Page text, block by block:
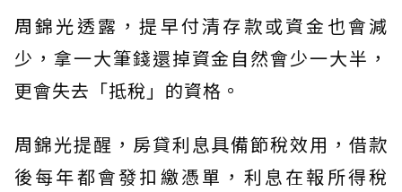
周錦光透露，提早付清存款或資金也會減
少，拿一大筆錢還掉資金自然會少一大半，
更會失去「抵稅」的資格。
周錦光提醒，房貸利息具備節稅效用，借款
後每年都會發扣繳憑單，利息在報所得稅